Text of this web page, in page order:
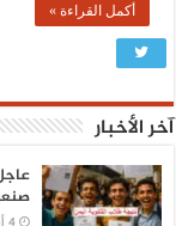
أكمل القراءة »
آخر الأخبار
صنعاء 1448